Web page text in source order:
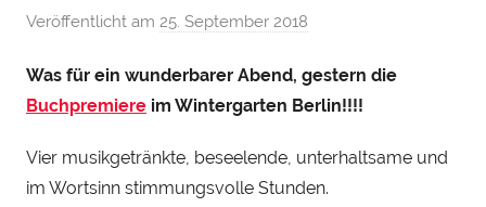
Veröffentlicht am 25. September 2018
n
H
n
r
Was für ein wunderbarer Abend, gestern die
Buchpremiere im Wintergarten Berlin!!!!
Vier musikgetränkte, beseelende, unterhaltsame und
im Wortsinn stimmungsvolle Stunden.